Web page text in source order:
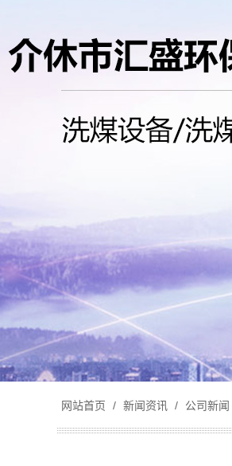
网站首页 / 新闻资讯 / 公司新闻